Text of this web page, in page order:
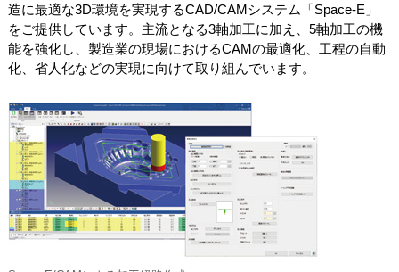
造に最適な3D環境を実現するCAD/CAMシステム「Space-E」
をご提供しています。主流となる3軸加工に加え、5軸加工の機
能を強化し、製造業の現場におけるCAMの最適化、工程の自動
化、省人化などの実現に向けて取り組んでいます。